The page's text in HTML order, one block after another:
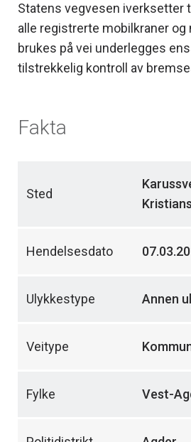
Statens vegvesen iverksetter
alle registrerte mobilkraner
brukes på vei underlegges
tilstrekkelig kontroll av
Fakta
Sted
Hendelsesdato
Ulykkestype Annen
Veitype
Fylke Vest-